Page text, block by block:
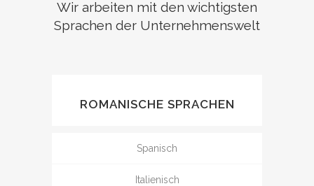
Wir arbeiten mit den wichtigsten
Sprachen der Unternehmenswelt
ROMANISCHE SPRACHEN
Spanisch
Italienisch